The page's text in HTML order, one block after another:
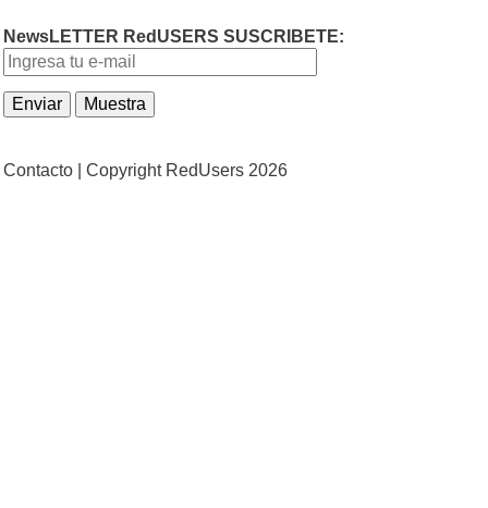
NewsLETTER RedUSERS SUSCRIBETE:
Contacto | Copyright RedUsers 2026